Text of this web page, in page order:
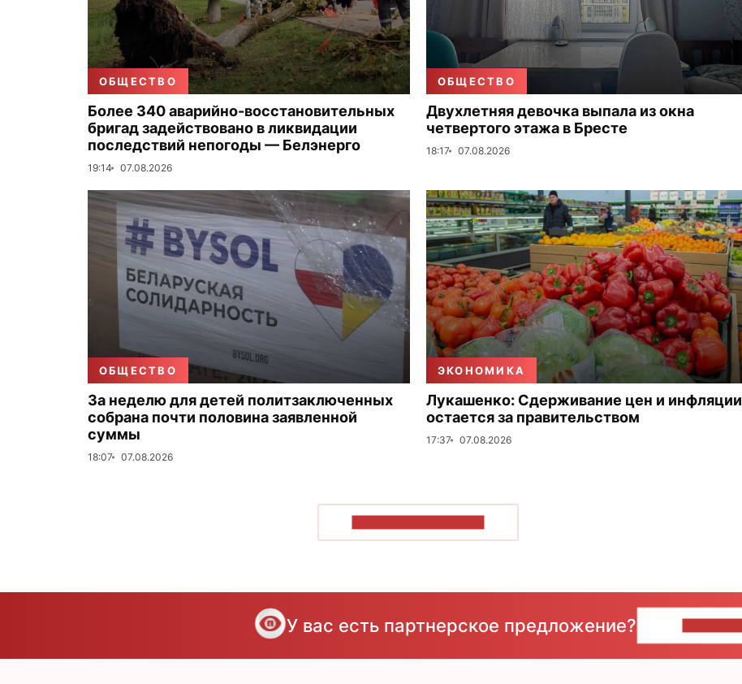
ОБЩЕСТВО
Более 340 аварийно-восстановительных
бригад задействовано в ликвидации
последствий непогоды — Белэнерго
19:14 07.08.2026
ОБЩЕСТВО
Двухлетняя девочка выпала из окна
четвертого этажа в Бресте
18:17 07.08.2026
ОБЩЕСТВО
За неделю для детей политзаключенных
собрана почти половина заявленной
суммы
18:07 07.08.2026
ЭКОНОМИКА
Лукашенко: Сдерживание цен и инфляции
остается за правительством
17:37 07.08.2026
У вас есть партнерское предложение?